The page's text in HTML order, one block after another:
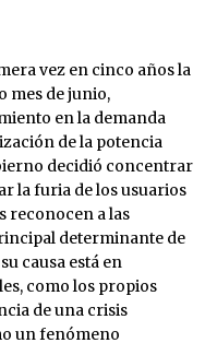
vez en cinco años la
mes de junio,
en la demanda
de la potencia
decidió concentrar
la furia de los usuarios
reconocen a las
determinante de
causa está en
como los propios
de una crisis
un fenómeno